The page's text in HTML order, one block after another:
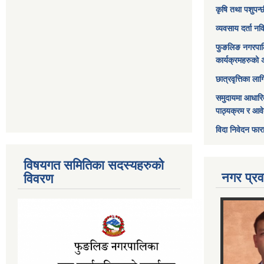
विषयगत समितिका सदस्यहरुको
विवरण
कृषि तथा
व्यवसाय दर्ता
फुङलिङ
कार्यक्रमहरुको
छात्रवृत्तिका
समुदायमा
पाठ्यक्रम र
विदा निवेदन
नगर